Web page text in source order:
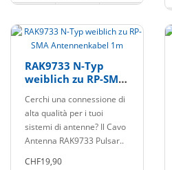
RAK9733 N-Typ
weiblich zu RP-SMA
Cerchi una connessione di
alta qualità per i tuoi
sistemi di antenne? Il Cavo
Antenna RAK9733 Pulsar..
CHF19,90